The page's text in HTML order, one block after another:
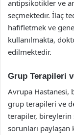
antipsikotikler ve
seçmektedir. İlaç
hafifletmek ve
kullanılmakta,
edilmektedir.
Grup Terapileri
Avrupa Hastanesi,
grup terapileri ve
terapiler, bireylerin
sorunları